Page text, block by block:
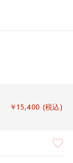
￥15,400 (税込)